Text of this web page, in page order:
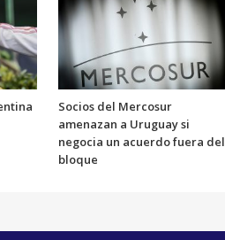
Socios del Mercosur
amenazan a Uruguay si
negocia un acuerdo fuera del
bloque